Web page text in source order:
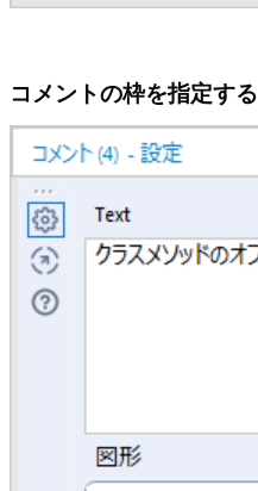
コメントの枠を指定する